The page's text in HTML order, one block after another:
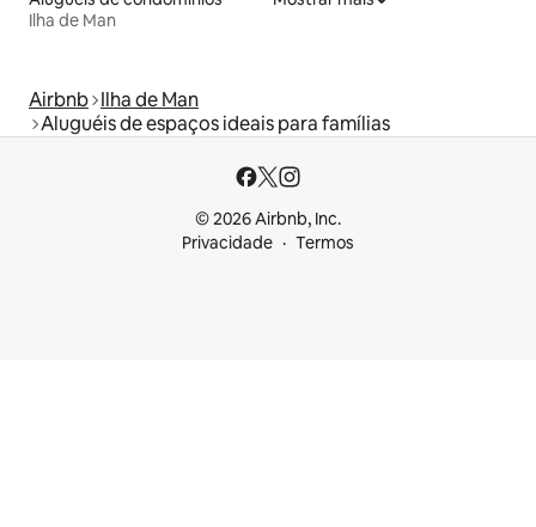
Ilha de Man
Airbnb Ilha de Man
Aluguéis de espaços ideais para famílias
© 2026 Airbnb, Inc.
Privacidade
Termos